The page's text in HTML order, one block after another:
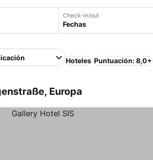
Check-in/out
Fechas
Hoteles Puntuación: 8,0+
Europa